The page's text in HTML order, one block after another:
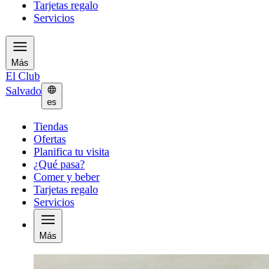
Tarjetas regalo
Servicios
Más
El Club
Salvado
es
Tiendas
Ofertas
Planifica tu visita
¿Qué pasa?
Comer y beber
Tarjetas regalo
Servicios
Más